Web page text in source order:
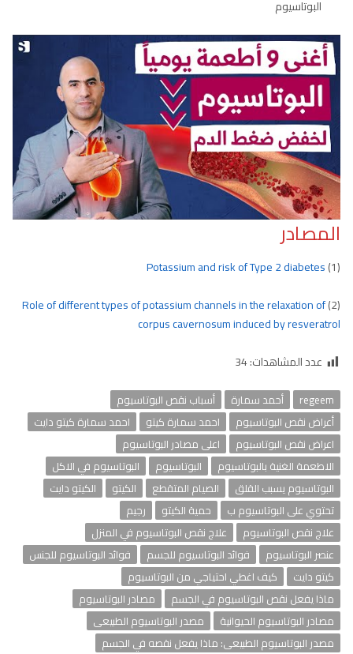
البوتاسيوم
المصادر
(1)
Potassium and risk of Type 2 diabetes
(2)
Role of different types of potassium channels in the relaxation of
corpus cavernosum induced by resveratrol
عدد المشاهدات:34
regeem أحمد سمارة
أسباب نقص البوتاسيوم
أعراض نقص البوتاسيوم
احمد سمارة كيتو
احمد سمارة كيتو دايت
اعراض نقص البوتاسيوم
اعلى مصادر البوتاسيوم
الاطعمة الغنية بالبوتاسيوم
البوتاسيوم
البوتاسيوم في الاكل
البوتاسيوم يسبب القلق
الصيام المتقطع الكيتو
الكيتو دايت
تحتوي على البوتاسيوم ب
حمية الكيتو
رجيم
علاج نقص البوتاسيوم
علاج نقص البوتاسيوم في المنزل
عنصر البوتاسيوم
فوائد البوتاسيوم للجسم
فوائد البوتاسيوم للجنس
كيتو دايت
كيف اغطي احتياجي من البوتاسيوم
ماذا يفعل نقص البوتاسيوم في الجسم
مصادر البوتاسيوم
مصادر البوتاسيوم الحيوانية
مصدر البوتاسيوم الطبيعى
مصدر البوتاسيوم الطبيعى: ماذا يفعل نقصه في الجسم